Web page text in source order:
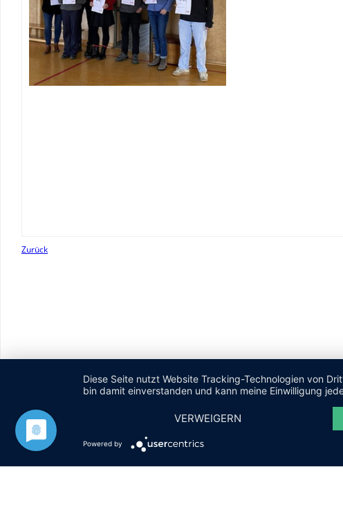
Zurück
Navigation
überspringen
IMPRESSUM DATENSCHUTZERKLÄRUNG
Diese Seite nutzt Website Tracking-Technologien von
bin damit einverstanden und kann meine Einwilligung
VERWEIGERN
Powered by